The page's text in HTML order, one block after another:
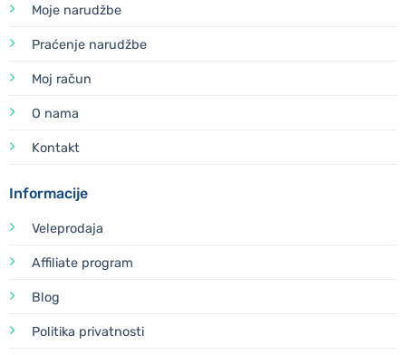
Moje narudžbe
Praćenje narudžbe
Moj račun
O nama
Kontakt
Informacije
Veleprodaja
Affiliate program
Blog
Politika privatnosti